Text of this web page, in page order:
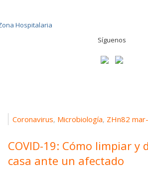
Síguenos
Coronavirus, Microbiología, ZHn82
COVID-19: Cómo limpiar y
casa ante un afectado